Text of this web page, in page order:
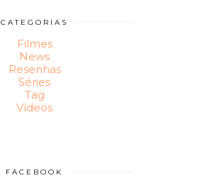
CATEGORIAS
Filmes
News
Resenhas
Séries
Tag
Vídeos
FACEBOOK